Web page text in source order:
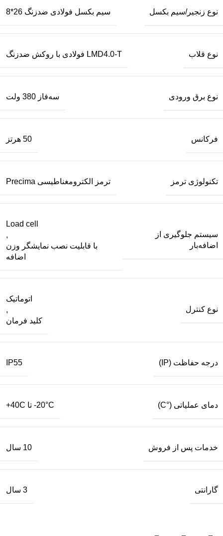
نوع زنجیر/سیم بکسل سیم بکسل فولادی ضدزنگ 26*8
نوع قلاب LMD4.0-T فولادی با روکش ضدزنگ
نوع برق ورودی سه‌فاز 380 ولت
فرکانس 50 هرتز
تکنولوژی ترمز ترمز الکترومغناطیسی Precima
سیستم جلوگیری از
اضافه‌بار
Load cell
,
با قابلیت نصب نمایشگر وزن
اضافه
نوع کنترل
اتوماتیک
,
کلید فرمان
درجه حفاظت (IP) IP55
دمای عملیاتی (°C) 20°C- تا 40C+
خدمات پس از فروش 10 سال
گارانتی 3 سال